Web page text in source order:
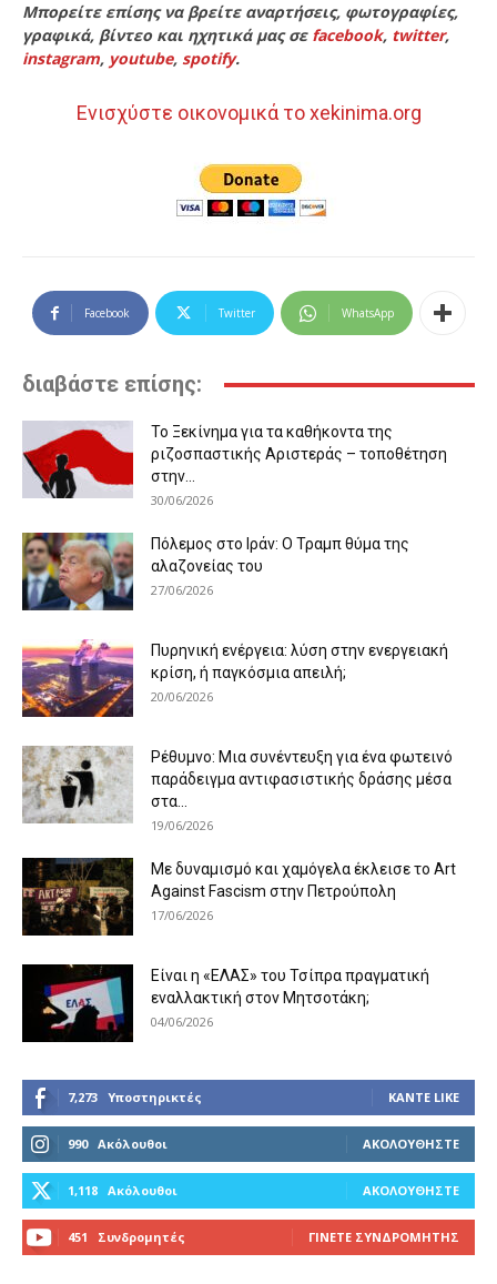
Μπορείτε επίσης να βρείτε αναρτήσεις, φωτογραφίες,
γραφικά, βίντεο και ηχητικά μας σε facebook, twitter,
instagram, youtube, spotify.
Ενισχύστε οικονομικά το xekinima.org
Facebook Twitter WhatsApp
διαβάστε επίσης:
Το Ξεκίνημα για τα καθήκοντα της
ριζοσπαστικής Αριστεράς – τοποθέτηση
στην...
30/06/2026
Πόλεμος στο Ιράν: Ο Τραμπ θύμα της
αλαζονείας του
27/06/2026
Πυρηνική ενέργεια: λύση στην ενεργειακή
κρίση, ή παγκόσμια απειλή;
20/06/2026
Ρέθυμνο: Μια συνέντευξη για ένα φωτεινό
παράδειγμα αντιφασιστικής δράσης μέσα
στα...
19/06/2026
Με δυναμισμό και χαμόγελα έκλεισε το Art
Against Fascism στην Πετρούπολη
17/06/2026
Είναι η «ΕΛΑΣ» του Τσίπρα πραγματική
εναλλακτική στον Μητσοτάκη;
04/06/2026
7,273 Υποστηρικτές ΚΆΝΤΕ LIKE
990 Ακόλουθοι ΑΚΟΛΟΥΘΉΣΤΕ
1,118 Ακόλουθοι ΑΚΟΛΟΥΘΉΣΤΕ
451 Συνδρομητές ΓΊΝΕΤΕ ΣΥΝΔΡΟΜΗΤΉΣ